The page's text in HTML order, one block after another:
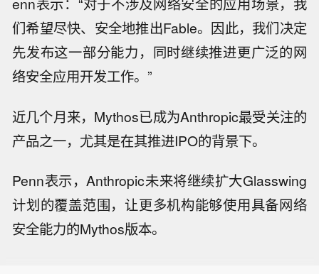
们希望尽快、安全地推出Fable。因此，我们决定
先发布这一部分能力，同时继续推进更广泛的网
络安全应用开发工作。”
近几个月来，Mythos已成为Anthropic最受关注的
产品之一，尤其是在其推进IPO的背景下。
Penn表示，Anthropic未来将继续扩大Glasswing
计划的覆盖范围，让更多机构能够使用具备网络
安全能力的Mythos版本。
市场消息：TalkTalk接近就出售网络业
务展开独家谈判。